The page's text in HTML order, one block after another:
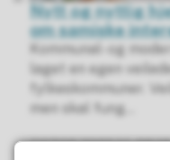
Nytt og nyttig
om samiske
Kommunal- og
laget en egen
fylkeskommuner.
men skal fung...
07.09.2022 kl.